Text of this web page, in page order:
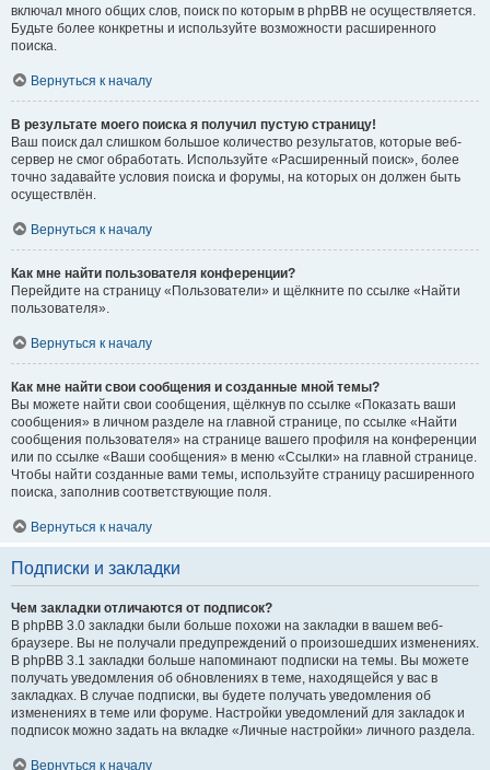
включал много общих слов, поиск по которым в phpBB не осуществляется.
Будьте более конкретны и используйте возможности расширенного
поиска.
Вернуться к началу
В результате моего поиска я получил пустую страницу!
Ваш поиск дал слишком большое количество результатов, которые веб-
сервер не смог обработать. Используйте «Расширенный поиск», более
точно задавайте условия поиска и форумы, на которых он должен быть
осуществлён.
Вернуться к началу
Как мне найти пользователя конференции?
Перейдите на страницу «Пользователи» и щёлкните по ссылке «Найти
пользователя».
Вернуться к началу
Как мне найти свои сообщения и созданные мной темы?
Вы можете найти свои сообщения, щёлкнув по ссылке «Показать ваши
сообщения» в личном разделе на главной странице, по ссылке «Найти
сообщения пользователя» на странице вашего профиля на конференции
или по ссылке «Ваши сообщения» в меню «Ссылки» на главной странице.
Чтобы найти созданные вами темы, используйте страницу расширенного
поиска, заполнив соответствующие поля.
Вернуться к началу
Подписки и закладки
Чем закладки отличаются от подписок?
В phpBB 3.0 закладки были больше похожи на закладки в вашем веб-
браузере. Вы не получали предупреждений о произошедших изменениях.
В phpBB 3.1 закладки больше напоминают подписки на темы. Вы можете
получать уведомления об обновлениях в теме, находящейся у вас в
закладках. В случае подписки, вы будете получать уведомления об
изменениях в теме или форуме. Настройки уведомлений для закладок и
подписок можно задать на вкладке «Личные настройки» личного раздела.
Вернуться к началу